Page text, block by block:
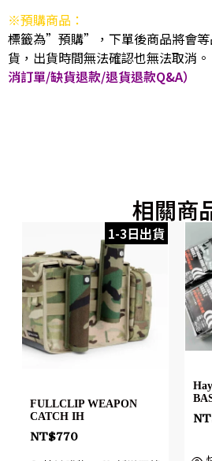
※預購商品：
標籤為”預購”，下單後商品將會等
貨，出貨時間無法確認也無法取消。
消訂單/缺貨退款/退貨退款Q&A）
相關商
1-3日出貨
FULLCLIP WEAPON
CATCH IH
NT$770